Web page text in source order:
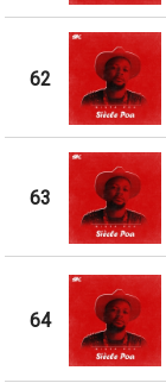
62
63
64